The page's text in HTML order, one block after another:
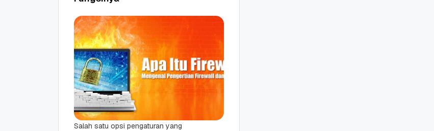
Salah satu opsi pengaturan yang